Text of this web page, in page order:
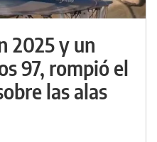
2025 y un
97, rompió el
las alas